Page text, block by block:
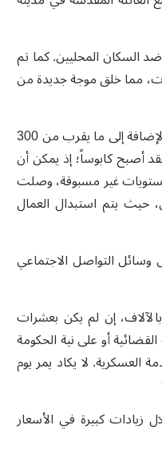
السكان المحليين. كما تم
مما خلق موجة جديدة من
الحياة في الضفة الغربية بعيدة كل البعد عن الحياة الطبيعية، إذ تنتشر فيها أكثر من 900 حاجز ونقطة تفتيش، بالإضافة إلى ما يقرب من 300
أصبح كابوساً؛ إذ يمكن أن
غير مسبوقة، وصلت
حيث يتم استبدال العمال
وسائل التواصل الاجتماعي
إن لم يكن بعشرات
أو على نية الحكومة
العسكرية. لا يكاد يمر يوم
من خلال زيادات كبيرة في الأسعار